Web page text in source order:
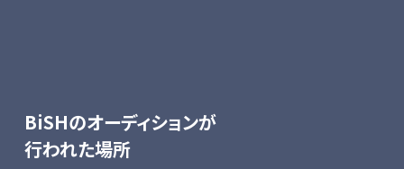
BiSHのオーディションが
行われた場所